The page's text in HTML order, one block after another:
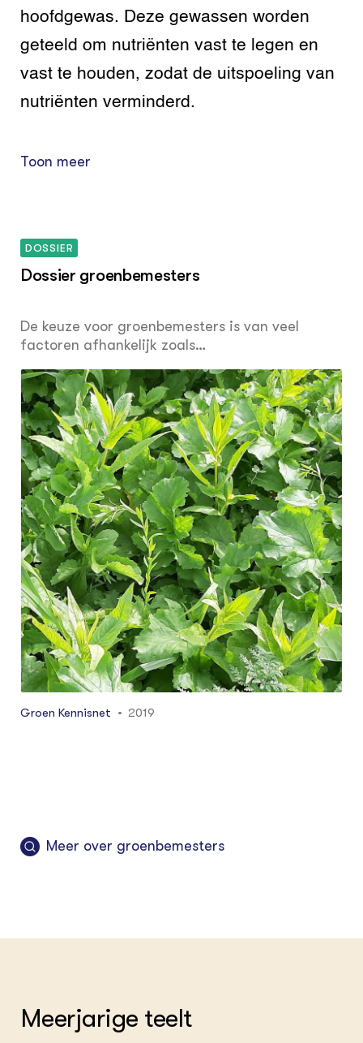
hoofdgewas. Deze gewassen worden
geteeld om nutriënten vast te legen en
vast te houden, zodat de uitspoeling van
nutriënten verminderd.
Toon meer
DOSSIER
Dossier groenbemesters
De keuze voor groenbemesters is van veel
factoren afhankelijk zoals
studenten te laten kennismaken met de
problematiek wordt er in een WURKS-project
een lesmateriaal ontwikkeld in de vorm van een
handboek, factsheets, powerpointpresentatie
voor het onderwijs en opdrachten.
Groen Kennisnet 2019
Meer over groenbemesters
Meerjarige teelt